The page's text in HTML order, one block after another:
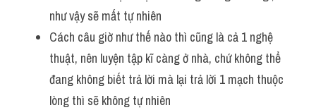
như vậy sẽ mất tự nhiên
Cách câu giờ như thế nào thì cũng là cả 1 nghệ
thuật, nên luyện tập kĩ càng ở nhà, chứ không thể
đang không biết trả lời mà lại trả lời 1 mạch thuộc
lòng thì sẽ không tự nhiên